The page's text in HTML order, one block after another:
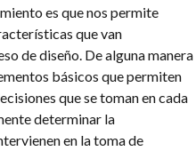
es que nos permite
que van
de diseño. De alguna manera
básicos que permiten
que se toman en cada
determinar la
en la toma de